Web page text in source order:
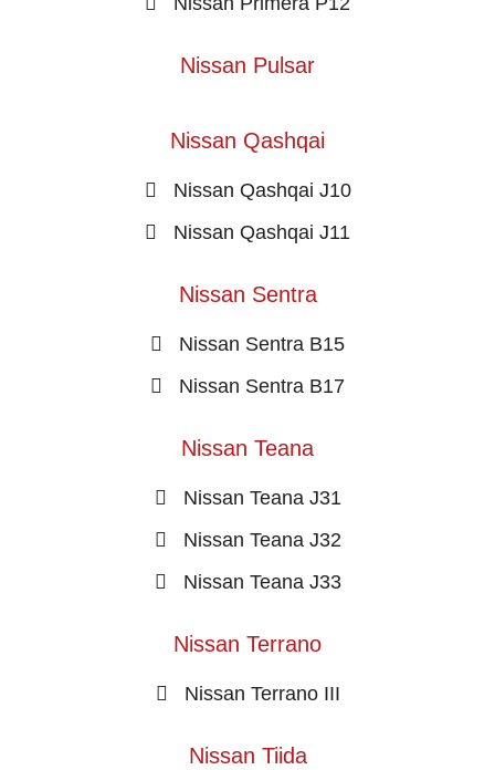
Nissan Pulsar
Nissan Qashqai
Nissan Qashqai J10
Nissan Qashqai J11
Nissan Sentra
Nissan Sentra B15
Nissan Sentra B17
Nissan Teana
Nissan Teana J31
Nissan Teana J32
Nissan Teana J33
Nissan Terrano
Nissan Terrano III
Nissan Tiida